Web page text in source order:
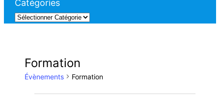
Catégories
Formation
Évènements Formation